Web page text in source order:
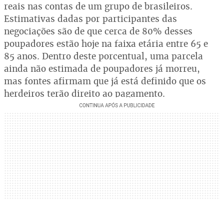
reais nas contas de um grupo de brasileiros.
Estimativas dadas por participantes das
negociações são de que cerca de 80% desses
poupadores estão hoje na faixa etária entre 65 e
85 anos. Dentro deste porcentual, uma parcela
ainda não estimada de poupadores já morreu,
mas fontes afirmam que já está definido que os
herdeiros terão direito ao pagamento.